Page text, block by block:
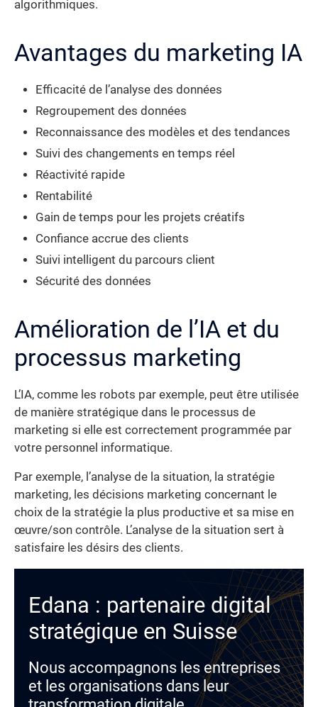
algorithmiques.
Avantages du marketing IA
Efficacité de l’analyse des données
Regroupement des données
Reconnaissance des modèles et des tendances
Suivi des changements en temps réel
Réactivité rapide
Rentabilité
Gain de temps pour les projets créatifs
Confiance accrue des clients
Suivi intelligent du parcours client
Sécurité des données
Amélioration de l’IA et du
processus marketing
L’IA, comme les robots par exemple, peut être utilisée
de manière stratégique dans le processus de
marketing si elle est correctement programmée par
votre personnel informatique.
Par exemple, l’analyse de la situation, la stratégie
marketing, les décisions marketing concernant le
choix de la stratégie la plus productive et sa mise en
œuvre/son contrôle. L’analyse de la situation sert à
satisfaire les désirs des clients.
Edana : partenaire digital
stratégique en Suisse
Nous accompagnons les entreprises
et les organisations dans leur